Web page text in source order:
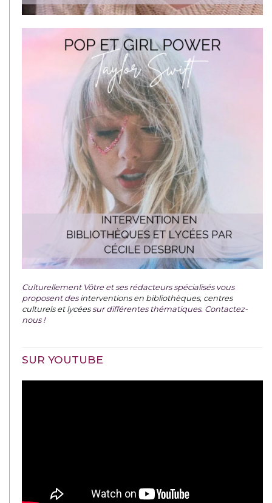
Culturellement Vôtre et ses rédacteurs spécialisés vous
proposent desinterventions en bibliothèques, centres
culturels et lycéessur différentes thématiques. Contactez-
nous !
SUR YOUTUBE